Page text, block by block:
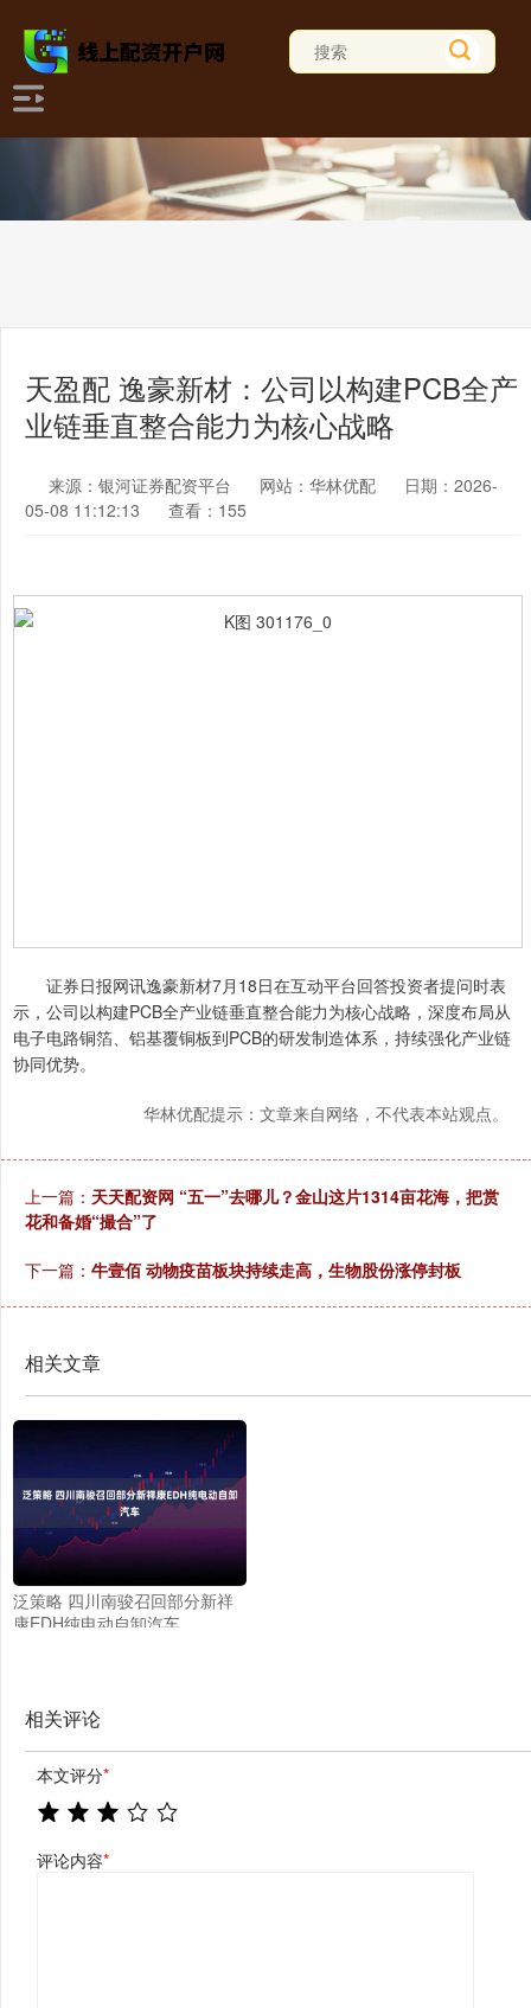
天盈配 逸豪新材：公司以构建PCB全产
业链垂直整合能力为核心战略
来源：银河证券配资平台 网站：华林优配
日期：2026-
05-08 11:12:13
查看：155
证券日报网讯逸豪新材7月18日在互动平台回答投资者提问时表
示，公司以构建PCB全产业链垂直整合能力为核心战略，深度布局从
电子电路铜箔、铝基覆铜板到PCB的研发制造体系，持续强化产业链
协同优势。
华林优配提示：文章来自网络，不代表本站观点。
上一篇： 天天配资网 “五一”去哪儿？金山这片1314亩花海，把赏
花和备婚“撮合”了
下一篇： 牛壹佰 动物疫苗板块持续走高，生物股份涨停封板
相关文章
泛策略 四川南骏召回部分新祥
康EDH纯电动自卸汽车
相关评论
本文评分*
评论内容*